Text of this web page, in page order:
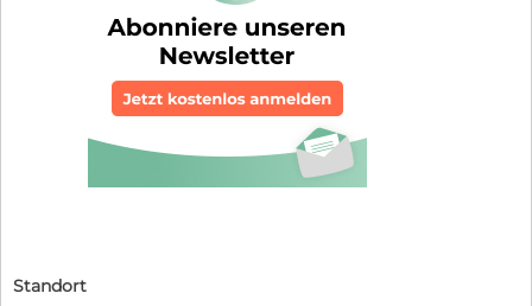
Standort